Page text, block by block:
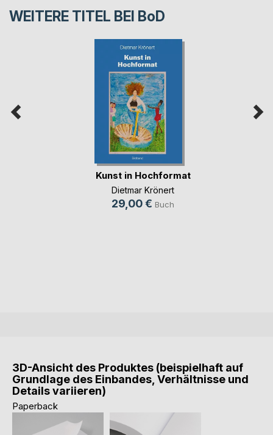
WEITERE TITEL BEI BoD
Kunst in Hochformat
Dietmar Krönert
29,00 € Buch
3D-Ansicht des Produktes (beispielhaft auf
Grundlage des Einbandes, Verhältnisse und
Details variieren)
Paperback